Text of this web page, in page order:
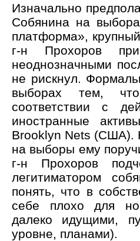
Изначально
Собянина на
платформа»,
г-н Прохоров
неоднозначными
не рискнул.
выборах тем,
соответствии с
иностранные
Brooklyn Nets (США).
на выборы ему
г-н Прохоров
легитиматором
понять, что в
себе плохо для
далеко идущими,
уровне, планами).